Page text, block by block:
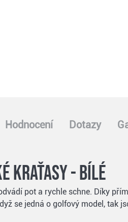
Hodnocení Dotazy
kraťasy - bílé
pot a rychle schne. Díky
se jedná o golfový model, tak